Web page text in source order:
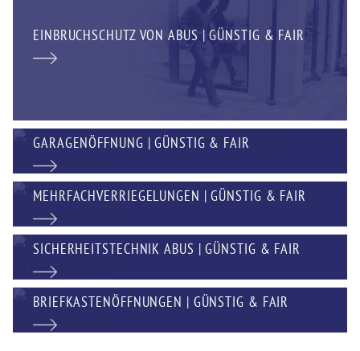
EINBRUCHSCHUTZ VON ABUS | GÜNSTIG & FAIR
GARAGENÖFFNUNG | GÜNSTIG & FAIR
MEHRFACHVERRIEGELUNGEN | GÜNSTIG & FAIR
SICHERHEITSTECHNIK ABUS | GÜNSTIG & FAIR
BRIEFKASTENÖFFNUNGEN | GÜNSTIG & FAIR